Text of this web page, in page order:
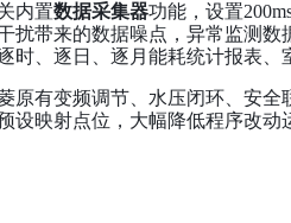
内置数据采集器功能，设置
扰带来的数据噪点，异常监测
时、逐日、逐月能耗统计报表、
原有变频调节、水压闭环、安
设映射点位，大幅降低程序改